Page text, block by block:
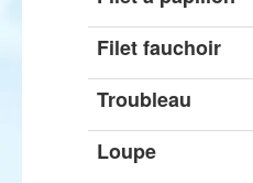
Filet fauchoir
Troubleau
Loupe